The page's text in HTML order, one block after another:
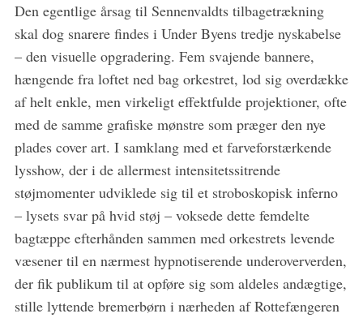
Den egentlige årsag til Sennenvaldts tilbagetrækning
skal dog snarere findes i Under Byens tredje nyskabelse
– den visuelle opgradering. Fem svajende bannere,
hængende fra loftet ned bag orkestret, lod sig overdække
af helt enkle, men virkeligt effektfulde projektioner, ofte
med de samme grafiske mønstre som præger den nye
plades cover art. I samklang med et farveforstærkende
lysshow, der i de allermest intensitetssitrende
støjmomenter udviklede sig til et stroboskopisk inferno
– lysets svar på hvid støj – voksede dette femdelte
bagtæppe efterhånden sammen med orkestrets levende
væsener til en nærmest hypnotiserende underoververden,
der fik publikum til at opføre sig som aldeles andægtige,
stille lyttende bremerbørn i nærheden af Rottefængeren